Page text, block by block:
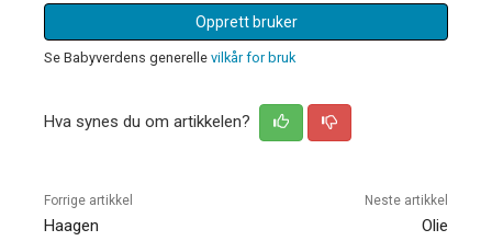
Opprett bruker
Se Babyverdens generelle vilkår for bruk
Hva synes du om artikkelen?
Forrige artikkel
Haagen
Neste artikkel
Olie